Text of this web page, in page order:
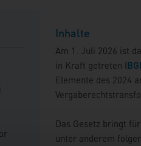
Inhalte
Am 1. Juli 2026 ist
in Kraft getreten (
Elemente des 2024
Das Gesetz bringt
unter anderem